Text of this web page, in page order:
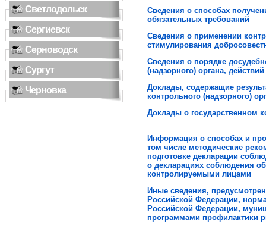
Светлодольск
Сергиевск
Серноводск
Сургут
Черновка
Сведения о способах
обязательных требований
Сведения о применении
стимулирования
Сведения о порядке
(надзорного) органа,
Доклады, содержащие
контрольного (надзорного)
Доклады о государственном
Информация о способах и
том числе методические
подготовке декларации
о декларациях соблюдения
контролируемыми лицами
Иные сведения,
Российской Федерации,
Российской Федерации,
программами профилактики